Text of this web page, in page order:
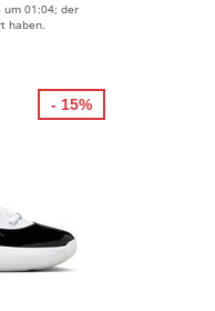
01:04; der
haben.
- 15%